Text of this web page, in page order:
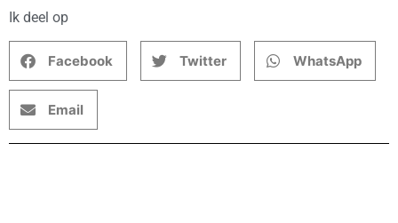
Ik deel op
Facebook Twitter WhatsApp
Email